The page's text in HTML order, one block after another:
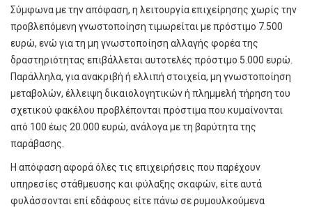
Σύμφωνα με την απόφαση, η λειτουργία επιχείρησης χωρίς την
προβλεπόμενη γνωστοποίηση τιμωρείται με πρόστιμο 7.500
ευρώ, ενώ για τη μη γνωστοποίηση αλλαγής φορέα της
δραστηριότητας επιβάλλεται αυτοτελές πρόστιμο 5.000 ευρώ.
Παράλληλα, για ανακριβή ή ελλιπή στοιχεία, μη γνωστοποίηση
μεταβολών, έλλειψη δικαιολογητικών ή πλημμελή τήρηση του
σχετικού φακέλου προβλέπονται πρόστιμα που κυμαίνονται
από 100 έως 20.000 ευρώ, ανάλογα με τη βαρύτητα της
παράβασης.
Η απόφαση αφορά όλες τις επιχειρήσεις που παρέχουν
υπηρεσίες στάθμευσης και φύλαξης σκαφών, είτε αυτά
φυλάσσονται επί εδάφους είτε πάνω σε ρυμουλκούμενα